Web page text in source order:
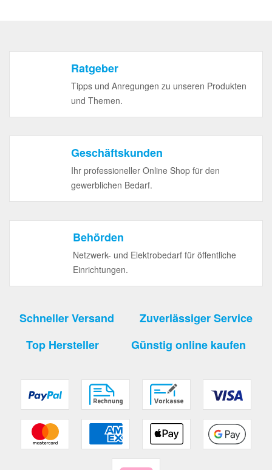
Ratgeber
Tipps und Anregungen zu unseren Produkten
und Themen.
Geschäftskunden
Ihr professioneller Online Shop für den
gewerblichen Bedarf.
Behörden
Netzwerk- und Elektrobedarf für öffentliche
Einrichtungen.
Schneller Versand
Zuverlässiger Service
Top Hersteller
Günstig online kaufen